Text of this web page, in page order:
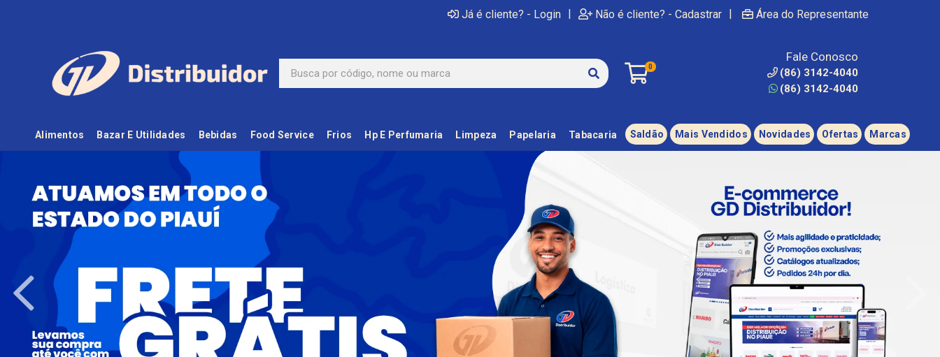
Já é cliente? - Login | Não é cliente? - Cadastrar | Área do Representante
0
Fale Conosco
(86) 3142-4040
(86) 3142-4040
Alimentos Bazar E Utilidades Bebidas Food Service Frios Hp E Perfumaria Limpeza Papelaria Tabacaria Saldão Mais Vendidos Novidades Ofertas Marcas